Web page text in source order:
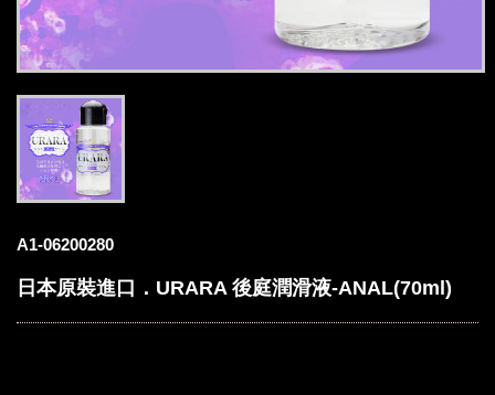
A1-06200280
日本原裝進口．URARA 後庭潤滑液-ANAL(70ml)